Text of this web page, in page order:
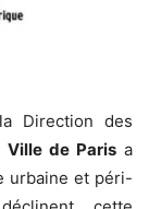
Direction des
Ville de Parisa
urbaine et péri-